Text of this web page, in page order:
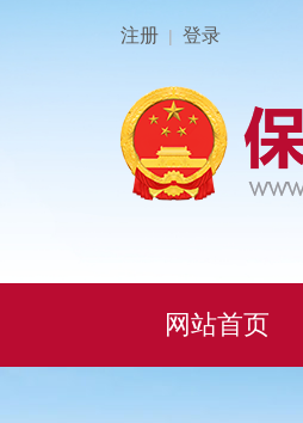
注册 | 登录
网站首页